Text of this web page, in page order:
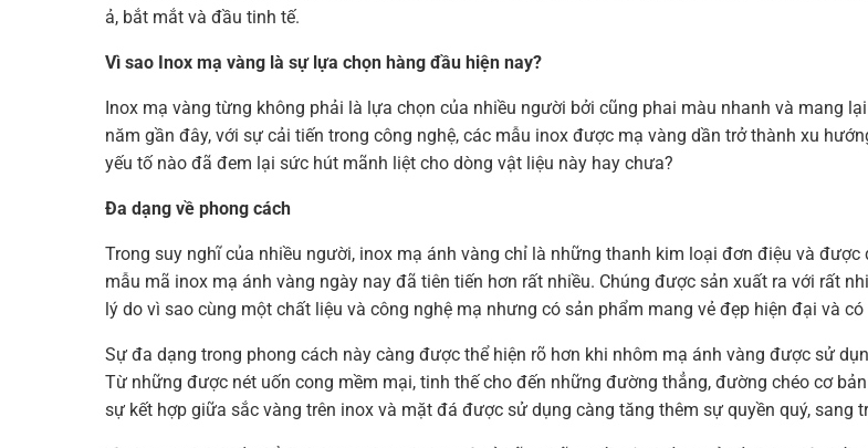
ả, bắt mắt và đầu tinh tế.
Vì sao Inox mạ vàng là sự lựa chọn hàng đầu hiện nay?
Inox mạ vàng từng không phải là lựa chọn của nhiều người bởi cũng phai màu nhanh và mang
năm gần đây, với sự cải tiến trong công nghệ, các mẫu inox được mạ vàng dần trở thành xu
yếu tố nào đã đem lại sức hút mãnh liệt cho dòng vật liệu này hay chưa?
Đa dạng về phong cách
Trong suy nghĩ của nhiều người, inox mạ ánh vàng chỉ là những thanh kim loại đơn điệu và
mẫu mã inox mạ ánh vàng ngày nay đã tiên tiến hơn rất nhiều. Chúng được sản xuất ra với rất
lý do vì sao cùng một chất liệu và công nghệ mạ nhưng có sản phẩm mang vẻ đẹp hiện đại và
Sự đa dạng trong phong cách này càng được thể hiện rõ hơn khi nhôm mạ ánh vàng được sử
Từ những được nét uốn cong mềm mại, tinh thế cho đến những đường thẳng, đường chéo cơ
sự kết hợp giữa sắc vàng trên inox và mặt đá được sử dụng càng tăng thêm sự quyền quý, sang